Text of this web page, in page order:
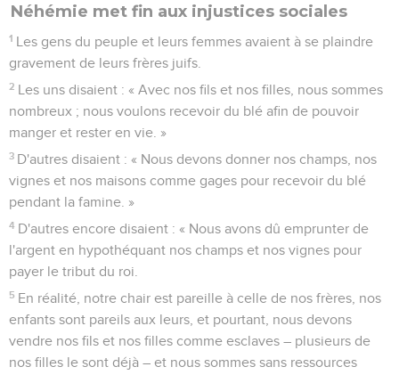
Néhémie met fin aux injustices sociales
1 Les gens du peuple et leurs femmes avaient à se plaindre
gravement de leurs frères juifs.
2 Les uns disaient : « Avec nos fils et nos filles, nous sommes
nombreux ; nous voulons recevoir du blé afin de pouvoir
manger et rester en vie. »
3 D'autres disaient : « Nous devons donner nos champs, nos
vignes et nos maisons comme gages pour recevoir du blé
pendant la famine. »
4 D'autres encore disaient : « Nous avons dû emprunter de
l'argent en hypothéquant nos champs et nos vignes pour
payer le tribut du roi.
5 En réalité, notre chair est pareille à celle de nos frères, nos
enfants sont pareils aux leurs, et pourtant, nous devons
vendre nos fils et nos filles comme esclaves – plusieurs de
nos filles le sont déjà – et nous sommes sans ressources